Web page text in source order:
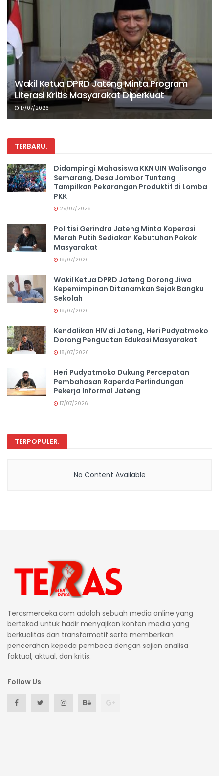
Wakil Ketua DPRD Jateng Minta Program
Literasi Kritis Masyarakat Diperkuat
17/07/2026
TERBARU.
Didampingi Mahasiswa KKN UIN Walisongo
Semarang, Desa Jombor Tuntang
Tampilkan Pekarangan Produktif di Lomba
PKK
29/07/2026
Politisi Gerindra Jateng Minta Koperasi
Merah Putih Sediakan Kebutuhan Pokok
Masyarakat
18/07/2026
Wakil Ketua DPRD Jateng Dorong Jiwa
Kepemimpinan Ditanamkan Sejak Bangku
Sekolah
18/07/2026
Kendalikan HIV di Jateng, Heri Pudyatmoko
Dorong Penguatan Edukasi Masyarakat
18/07/2026
Heri Pudyatmoko Dukung Percepatan
Pembahasan Raperda Perlindungan
Pekerja Informal Jateng
17/07/2026
TERPOPULER.
No Content Available
Terasmerdeka.com adalah sebuah media online yang
bertekad untuk hadir menyajikan konten media yang
berkualitas dan transformatif serta memberikan
pencerahan kepada pembaca dengan sajian analisa
faktual, aktual, dan kritis.
Follow Us